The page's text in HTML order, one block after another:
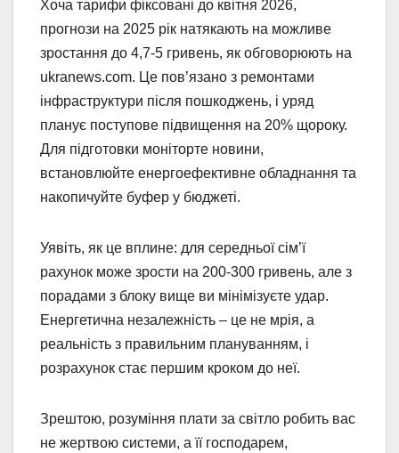
Хоча тарифи фіксовані до квітня 2026,
прогнози на 2025 рік натякають на можливе
зростання до 4,7-5 гривень, як обговорюють на
ukranews.com. Це пов’язано з ремонтами
інфраструктури після пошкоджень, і уряд
планує поступове підвищення на 20% щороку.
Для підготовки моніторте новини,
встановлюйте енергоефективне обладнання та
накопичуйте буфер у бюджеті.
Уявіть, як це вплине: для середньої сім’ї
рахунок може зрости на 200-300 гривень, але з
порадами з блоку вище ви мінімізуєте удар.
Енергетична незалежність – це не мрія, а
реальність з правильним плануванням, і
розрахунок стає першим кроком до неї.
Зрештою, розуміння плати за світло робить вас
не жертвою системи, а її господарем,